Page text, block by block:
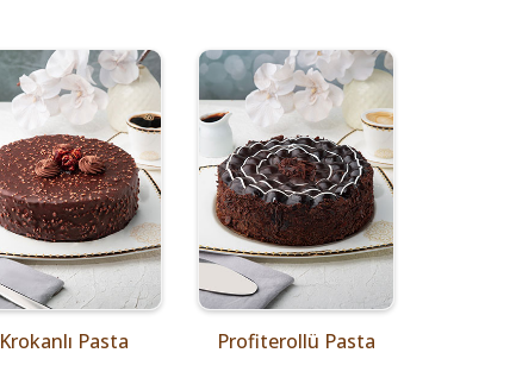
Krokanlı Pasta Profiterollü Pasta